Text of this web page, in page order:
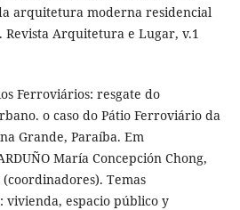
arquitetura moderna residencial
Revista Arquitetura e Lugar, v.1
Ferroviários: resgate do
o caso do Pátio Ferroviário da
Grande, Paraíba. Em
María Concepción Chong,
Temas
vivienda, espacio público y